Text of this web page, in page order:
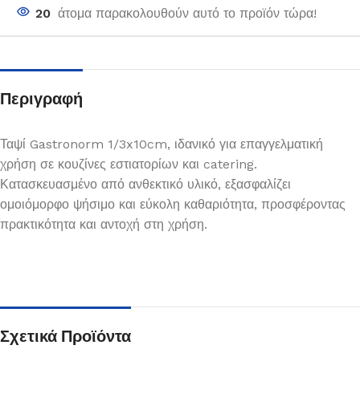
20 άτομα παρακολουθούν αυτό το προϊόν τώρα!
Περιγραφή
Ταψί Gastronorm 1/3x10cm, ιδανικό για επαγγελματική
χρήση σε κουζίνες εστιατορίων και catering.
Κατασκευασμένο από ανθεκτικό υλικό, εξασφαλίζει
ομοιόμορφο ψήσιμο και εύκολη καθαριότητα, προσφέροντας
πρακτικότητα και αντοχή στη χρήση.
Σχετικά Προϊόντα